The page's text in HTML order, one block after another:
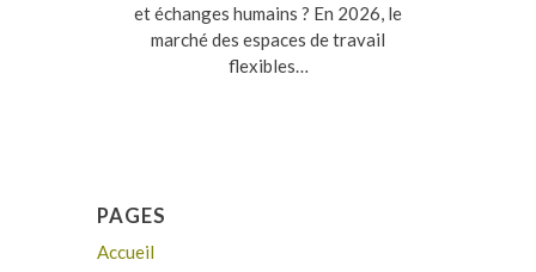
et échanges humains ? En 2026, le
marché des espaces de travail
flexibles…
PAGES
Accueil